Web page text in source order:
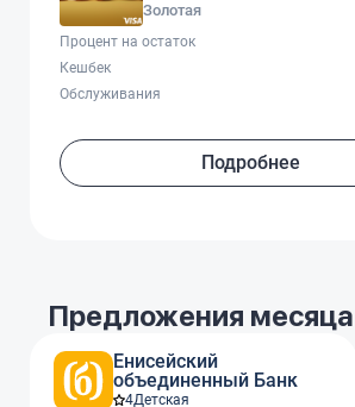
Золотая
Процент на остаток
Кешбек
Обслуживания
Подробнее
Предложения месяца
Енисейский
объединенный Банк
4Детская